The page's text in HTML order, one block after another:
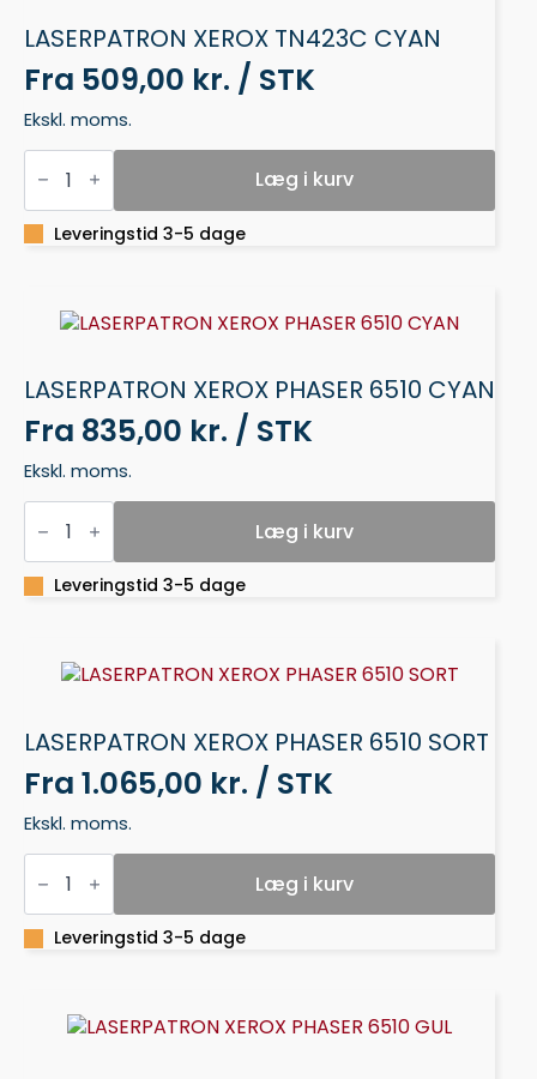
LASERPATRON XEROX TN423C CYAN
Fra 509,00 kr. / STK
Ekskl. moms.
LASERPATRON
XEROX
TN423C
CYAN
antal
Læg i kurv
Leveringstid 3-5 dage
LASERPATRON XEROX PHASER 6510 CYAN
Fra 835,00 kr. / STK
Ekskl. moms.
LASERPATRON
XEROX
PHASER
6510
CYAN
antal
Læg i kurv
Leveringstid 3-5 dage
LASERPATRON XEROX PHASER 6510 SORT
Fra 1.065,00 kr. / STK
Ekskl. moms.
LASERPATRON
XEROX
PHASER
6510
SORT
antal
Læg i kurv
Leveringstid 3-5 dage